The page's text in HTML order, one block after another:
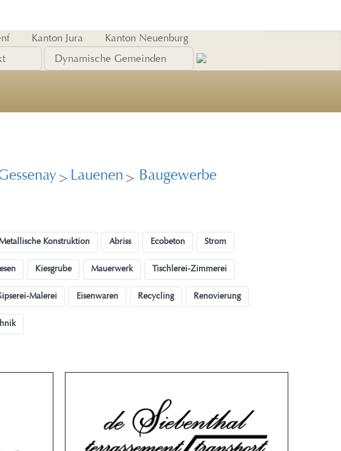
Kanton Jura
Kanton Neuenburg
> Lauenen > Baugewerbe
Konstruktion Abriss Ecobeton Strom
Kiesgrube Mauerwerk Tischlerei-Zimmerei
Malerei Eisenwaren Recycling Renovierung